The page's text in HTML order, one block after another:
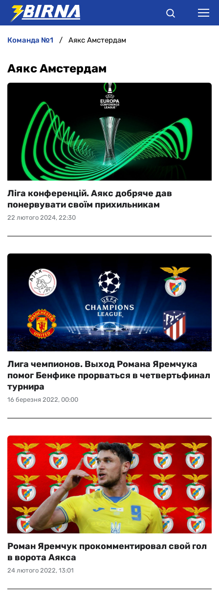
ІНТЕРВ'Ю
РІЗНЕ
БУКМЕКЕРИ
команда №1 Аякс Амстердам
Аякс Амстердам
22 лютого 2024, 22:30
Ліга конференцій. Аякс добряче дав
понервувати своїм прихильникам
16 березня 2022, 00:00
Лига чемпионов. Выход Романа Яремчука
помог Бенфике прорваться в четвертьфинал
турнира
24 лютого 2022, 13:01
Роман Яремчук прокомментировал свой гол
в ворота Аякса